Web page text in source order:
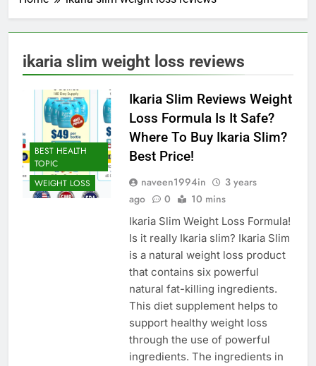
ikaria slim weight loss reviews
BEST HEALTH
TOPIC
WEIGHT LOSS
Ikaria Slim Reviews Weight
Loss Formula Is It Safe?
Where To Buy Ikaria Slim?
Best Price!
naveen1994in
3 years
ago
0 10 mins
Ikaria Slim Weight Loss Formula!
Is it really Ikaria slim? Ikaria Slim
is a natural weight loss product
that contains six powerful
natural fat-killing ingredients.
This diet supplement helps to
support healthy weight loss
through the use of powerful
ingredients. The ingredients in